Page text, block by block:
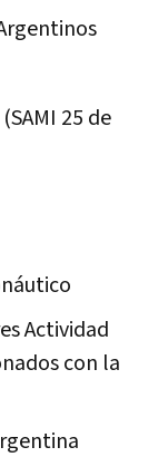
25 de
Actividad
con la